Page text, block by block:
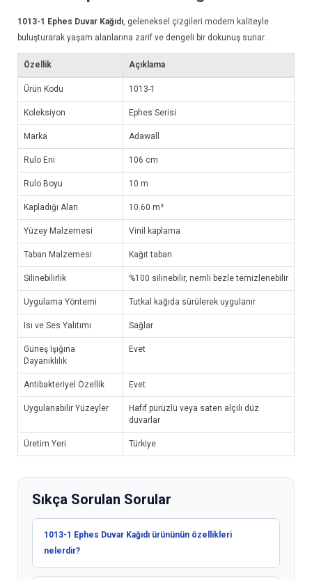
1013-1 Ephes Duvar Kağıdı , geleneksel çizgileri modern kaliteyle
buluşturarak yaşam alanlarına zarif ve dengeli bir dokunuş sunar.
Özellik Açıklama
Ürün Kodu 1013-1
Koleksiyon Ephes Serisi
Marka Adawall
Rulo Eni 106 cm
Rulo Boyu 10 m
Kapladığı Alan 10.60 m²
Yüzey Malzemesi Vinil kaplama
Taban Malzemesi Kağıt taban
Silinebilirlik %100 silinebilir, nemli bezle temizlenebilir
Uygulama Yöntemi Tutkal kağıda sürülerek uygulanır
Isı ve Ses Yalıtımı Sağlar
Güneş Işığına
Dayanıklılık
Evet
Antibakteriyel Özellik Evet
Uygulanabilir Yüzeyler
Hafif pürüzlü veya saten alçılı düz
duvarlar
Üretim Yeri Türkiye
Sıkça Sorulan Sorular
1013-1 Ephes Duvar Kağıdı ürününün özellikleri
nelerdir?